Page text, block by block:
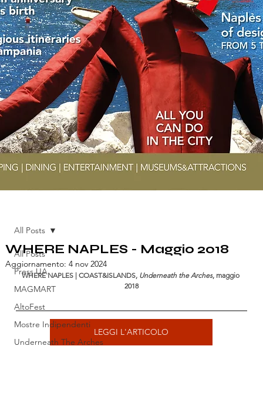
All Posts
Press UA
MAGMART
AltoFest
Mostre Indipendenti
Underneath The Arches
All Posts
WHERE NAPLES - Maggio 2018
Aggiornamento: 4 nov 2024
WHERE NAPLES | COAST&ISLANDS, Underneath the Arches, maggio
2018
LEGGI L'ARTICOLO